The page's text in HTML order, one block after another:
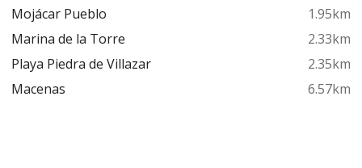
Mojácar Pueblo
1.95km
Marina de la Torre
2.33km
Playa Piedra de Villazar
2.35km
Macenas
6.57km